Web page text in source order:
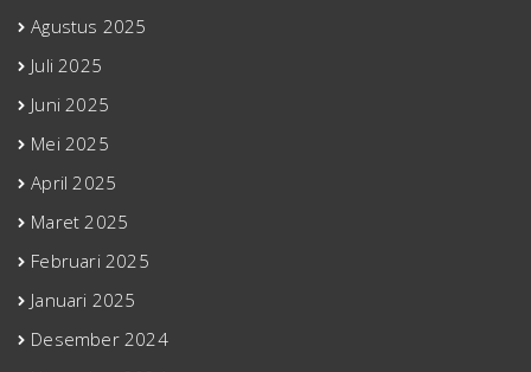
Agustus 2025
Juli 2025
Juni 2025
Mei 2025
April 2025
Maret 2025
Februari 2025
Januari 2025
Desember 2024